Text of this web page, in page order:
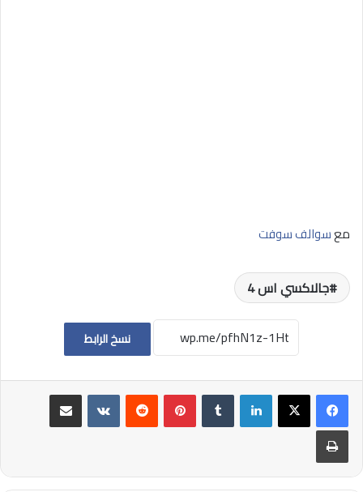
معسوالف سوفت
جالاكسي اس 4
نسخ الرابط
لينكدإن بينتيريست
مشاركة عبر البريد
طباعة